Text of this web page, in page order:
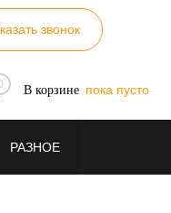
звонок
В корзине пока пусто
РАЗНОЕ